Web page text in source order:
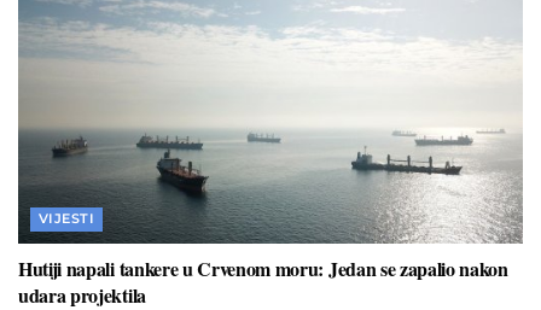
VIJESTI
Hutiji napali tankere u Crvenom moru: Jedan se zapalio nakon
udara projektila